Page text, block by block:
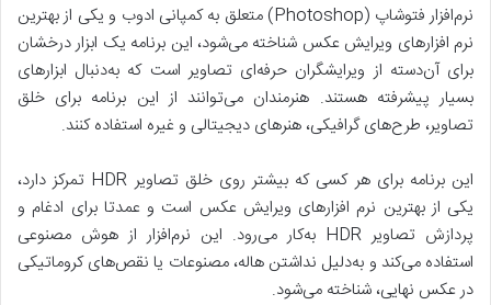
نرم‌افزار فتوشاپ (Photoshop) متعلق به کمپانی ادوب و یکی از بهترین
نرم افزارهای ویرایش عکس شناخته می‌شود، این برنامه یک ابزار درخشان
برای آن‌دسته از ویرایشگران حرفه‌ای تصاویر است که به‌دنبال ابزارهای
بسیار پیشرفته هستند. هنرمندان می‌توانند از این برنامه برای خلق
تصاویر، طرح‌های گرافیکی، هنرهای دیجیتالی و غیره استفاده کنند.
این برنامه برای هر کسی که بیشتر روی خلق تصاویر HDR تمرکز دارد،
یکی از بهترین نرم افزارهای ویرایش عکس است و عمدتا برای ادغام و
پردازش تصاویر HDR به‌کار می‌رود. این نرم‌افزار از هوش مصنوعی
استفاده می‌کند و به‌دلیل نداشتن هاله، مصنوعات یا نقص‌های کروماتیکی
در عکس نهایی، شناخته می‌شود.